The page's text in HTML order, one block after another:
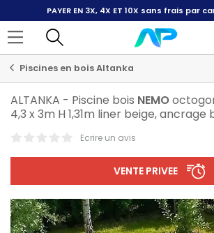
PAYER EN 3X, 4X ET 10X sans frais par
Piscines en bois Altanka
ALTANKA - Piscine bois NEMO
4,3 x 3m H 1,31m liner beige, ancrage
Ecrire un avis
VENTE PRIVEE